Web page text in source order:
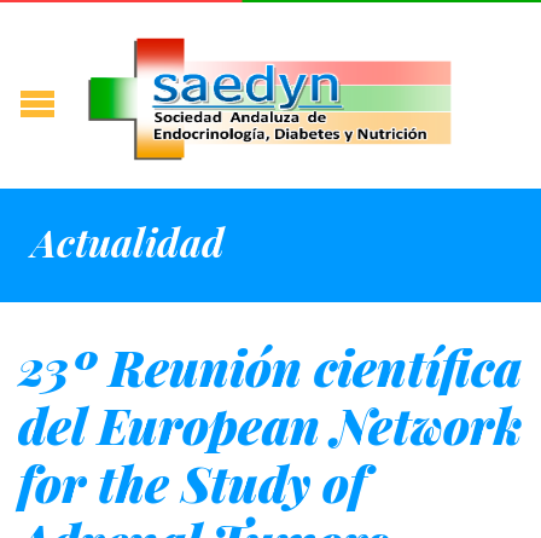
Actualidad
23º Reunión científica
del European Network
for the Study of